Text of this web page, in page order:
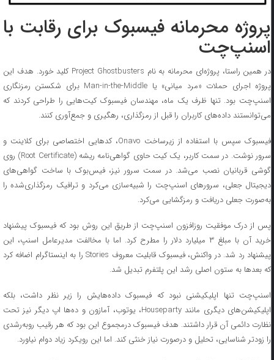
پروژه محرمانه فیسبوک برای رقابت با
اسنپ‌چت
در همین راستا، پروژه‌ای محرمانه به نام Project Ghostbusters کلید خورد. هدف این
پروژه اجرای حملات «مرد میانی» یا Man-in-the-Middle برای شکستن رمزنگاری
اسنپ‌چت بود. تنها ظرف یک ماه، مهندسان فیسبوک کیت‌هایی را طراحی کردند که
می‌توانستند داده‌های کاربران را قبل از رمزگذاری، رهگیری و جمع‌آوری کنند.
فیسبوک سپس با استفاده از زیرساخت Onavo، کدهایی اختصاصی برای کلاینت و
سرور نوشت. در سمت کاربر، یک کیت حاوی گواهی‌نامه ریشه (Root Certificate) روی
گوشی قربانیان نصب می‌شد. در سمت سرور نیز، فیس‌بوک با ساخت گواهی‌های
دیجیتال جعلی، سرورهای اسنپ‌چت را شبیه‌سازی می‌کرد و ترافیک رمزگذاری‌شده را
به‌صورت جعلی دریافت و رمزگشایی می‌کرد.
پس از درک موفقیت روزافزون اسنپ‌چت از طریق این روش بود که فیسبوک پیشنهاد
خرید آن با مبلغ ۳ میلیارد دلار را مطرح کرد. اما با مخالفت مدیرعامل اسنپ، این
پیشنهاد رد شد. در واکنش، فیسبوک قابلیت معروف Stories را به اینستاگرام اضافه کرد
که بعدها به ستون اصلی رشد این پلتفرم تبدیل شد.
اسنپ‌چت تنها اپلیکیشنی نبود که فیسبوک داده‌هایش را زیر نظر داشت، بلکه
اپلیکیشن‌های دیگری مانند Houseparty، یوتوب، آمازون و ده‌ها اپ دیگر نیز تحت
نظارت دائمی آن قرار داشتند. هدف فیسبوک درمجموع این بود که هر رقیب روبه‌رشدی
را زودتر شناسایی، تحلیل و درصورت نیاز خنثی کند. اما این رویکرد زیاد دوام نیاورد.